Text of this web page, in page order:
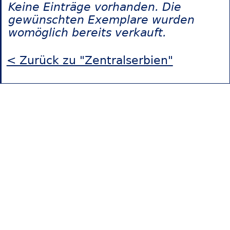
Keine Einträge vorhanden. Die
gewünschten Exemplare wurden
womöglich bereits verkauft.
< Zurück zu "Zentralserbien"